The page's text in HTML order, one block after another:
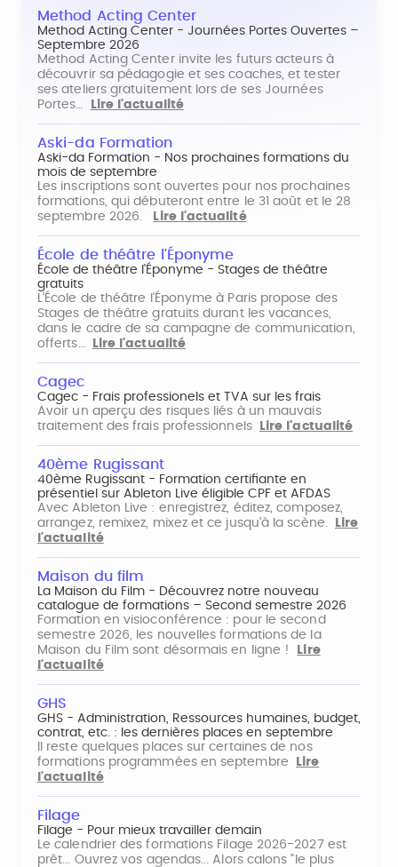
Method Acting Center
Method Acting Center - Journées Portes Ouvertes –
Septembre 2026
Method Acting Center invite les futurs acteurs à
découvrir sa pédagogie et ses coaches, et tester
ses ateliers gratuitement lors de ses Journées
Portes…
Lire l'actualité
Aski-da Formation
Aski-da Formation - Nos prochaines formations du
mois de septembre
Les inscriptions sont ouvertes pour nos prochaines
formations, qui débuteront entre le 31 août et le 28
septembre 2026.
Lire l'actualité
École de théâtre l'Éponyme
École de théâtre l'Éponyme - Stages de théâtre
gratuits
L'École de théâtre l'Éponyme à Paris propose des
Stages de théâtre gratuits durant les vacances,
dans le cadre de sa campagne de communication,
offerts…
Lire l'actualité
Cagec
Cagec - Frais professionels et TVA sur les frais
Avoir un aperçu des risques liés à un mauvais
traitement des frais professionnels
Lire l'actualité
40ème Rugissant
40ème Rugissant - Formation certifiante en
présentiel sur Ableton Live éligible CPF et AFDAS
Avec Ableton Live : enregistrez, éditez, composez,
arrangez, remixez, mixez et ce jusqu'à la scène.
Lire
l'actualité
Maison du film
La Maison du Film - Découvrez notre nouveau
catalogue de formations – Second semestre 2026
Formation en visioconférence : pour le second
semestre 2026, les nouvelles formations de la
Maison du Film sont désormais en ligne !
Lire
l'actualité
GHS
GHS - Administration, Ressources humaines, budget,
contrat, etc. : les dernières places en septembre
Il reste quelques places sur certaines de nos
formations programmées en septembre
Lire
l'actualité
Filage
Filage - Pour mieux travailler demain
Le calendrier des formations Filage 2026-2027 est
prêt... Ouvrez vos agendas... Alors calons "le plus